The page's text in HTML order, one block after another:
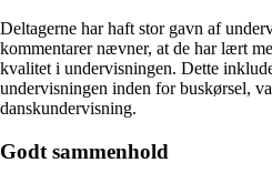
Deltagerne har haft stor gavn af
kommentarer nævner, at de har lært
kvalitet i undervisningen. Dette
undervisningen inden for buskørsel,
danskundervisning.
Godt sammenhold